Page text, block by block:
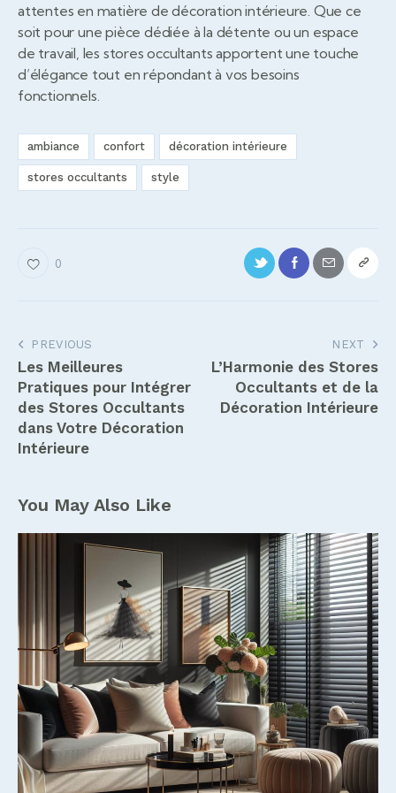
attentes en matière de décoration intérieure. Que ce
soit pour une pièce dédiée à la détente ou un espace
de travail, les stores occultants apportent une touche
d’élégance tout en répondant à vos besoins
fonctionnels.
ambiance confort décoration intérieure
stores occultants style
0
Navigation
de
l’article
PREVIOUS
Les Meilleures
Pratiques pour Intégrer
des Stores Occultants
dans Votre Décoration
Intérieure
NEXT
L’Harmonie des Stores
Occultants et de la
Décoration Intérieure
You May Also Like